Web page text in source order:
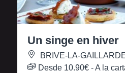
Un singe en hiver
BRIVE-LA-
Desde 10.90€ - A la